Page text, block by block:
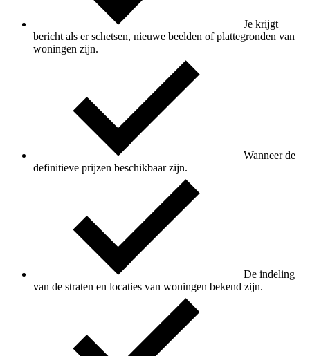
Je krijgt
bericht als er schetsen, nieuwe beelden of plattegronden van
woningen zijn.
Wanneer de
definitieve prijzen beschikbaar zijn.
De indeling
van de straten en locaties van woningen bekend zijn.